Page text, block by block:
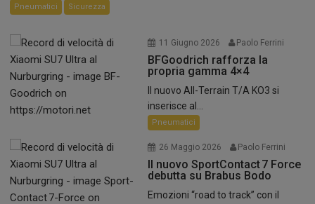
Pneumatici Sicurezza
11 Giugno 2026 Paolo Ferrini
BFGoodrich rafforza la
propria gamma 4×4
Il nuovo All-Terrain T/A KO3 si
inserisce al...
Pneumatici
26 Maggio 2026 Paolo Ferrini
Il nuovo SportContact 7 Force
debutta su Brabus Bodo
Emozioni “road to track” con il